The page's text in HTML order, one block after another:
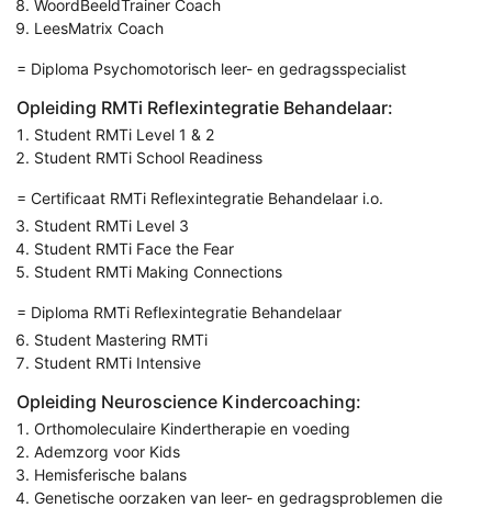
WoordBeeldTrainer Coach
LeesMatrix Coach
= Diploma Psychomotorisch leer- en gedragsspecialist
Opleiding RMTi Reflexintegratie Behandelaar:
Student RMTi Level 1 & 2
Student RMTi School Readiness
= Certificaat RMTi Reflexintegratie Behandelaar i.o.
Student RMTi Level 3
Student RMTi Face the Fear
Student RMTi Making Connections
= Diploma RMTi Reflexintegratie Behandelaar
Student Mastering RMTi
Student RMTi Intensive
Opleiding Neuroscience Kindercoaching:
Orthomoleculaire Kindertherapie en voeding
Ademzorg voor Kids
Hemisferische balans
Genetische oorzaken van leer- en gedragsproblemen die